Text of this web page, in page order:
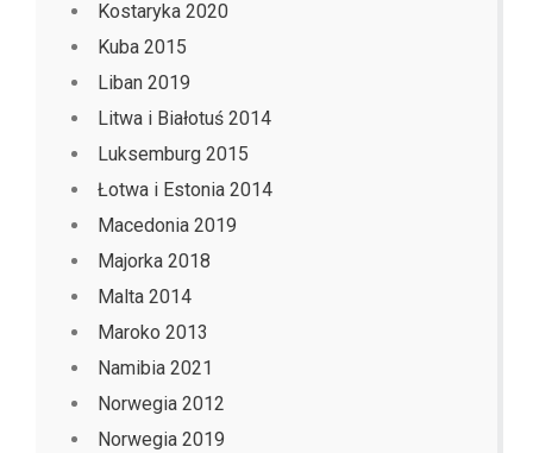
Kostaryka 2020
Kuba 2015
Liban 2019
Litwa i Białotuś 2014
Luksemburg 2015
Łotwa i Estonia 2014
Macedonia 2019
Majorka 2018
Malta 2014
Maroko 2013
Namibia 2021
Norwegia 2012
Norwegia 2019